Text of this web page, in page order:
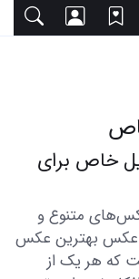
خاص برای
متنوع و
زیبا دعوت می‌کنیم. این مجموعه شامل 21 عکس بهترین عکس
که هر یک از